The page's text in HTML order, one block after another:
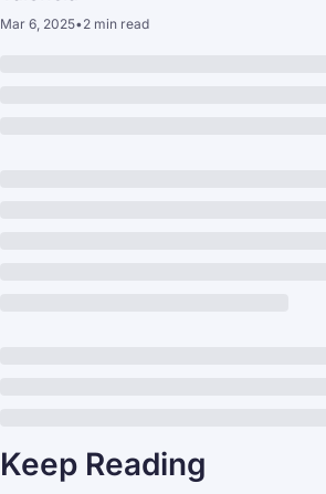
Mar 6, 2025•2 min read
Keep Reading